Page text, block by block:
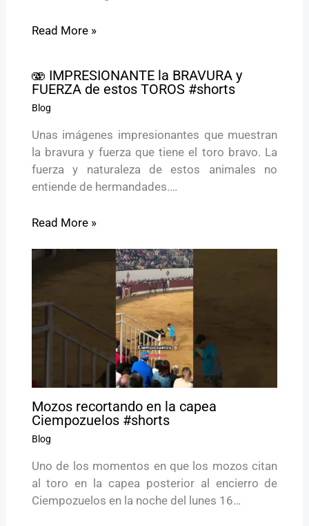
Read More »
🫨 IMPRESIONANTE la BRAVURA y
FUERZA de estos TOROS #shorts
Blog
Unas imágenes impresionantes que muestran
la bravura y fuerza que tiene el toro bravo. La
fuerza y naturaleza de estos animales no
entiende de hermandades.…
Read More »
Mozos recortando en la capea
Ciempozuelos #shorts
Blog
Uno de los momentos en que los mozos citan
al toro en la capea posterior al encierro de
Ciempozuelos en la noche del lunes 16…